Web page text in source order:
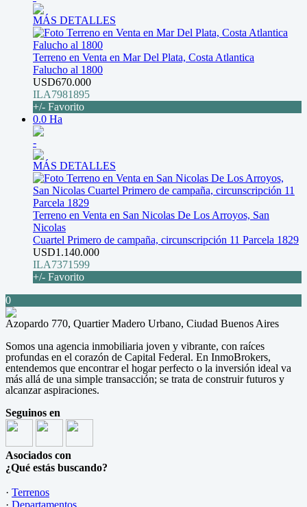
MÁS DETALLES
Terreno en Venta en Mar Del Plata, Costa Atlantica
Falucho al 1800
USD670.000
ILA7981895
+/- Favorito
0.0 Ha
-
MÁS DETALLES
Terreno en Venta en San Nicolas De Los Arroyos, San
Nicolas
Cuartel Primero de campaña, circunscripción 11 Parcela 1829
USD1.140.000
ILA7371599
+/- Favorito
0
Azopardo 770, Quartier Madero Urbano, Ciudad Buenos Aires
Somos una agencia inmobiliaria joven y vibrante, con raíces
profundas en el corazón de Capital Federal. En InmoBrokers,
entendemos que encontrar el hogar perfecto o la inversión ideal va
más allá de una simple transacción; se trata de construir futuros y
alcanzar aspiraciones.
Seguinos en
Asociados con
¿Qué estás buscando?
· Terrenos